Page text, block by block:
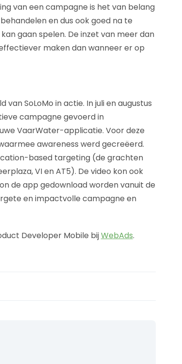
van een campagne is het van belang
en dus ook goed na te
gaan spelen. De inzet van meer dan
maken dan wanneer er op
van SoLoMo in actie. In juli en augustus
campagne gevoerd in
VaarWater-applicatie. Voor deze
awareness werd gecreëerd.
based targeting (de grachten
VI en AT5). De video kon ook
de app gedownload worden vanuit de
en impactvolle campagne en
Developer Mobile bijWebAds.